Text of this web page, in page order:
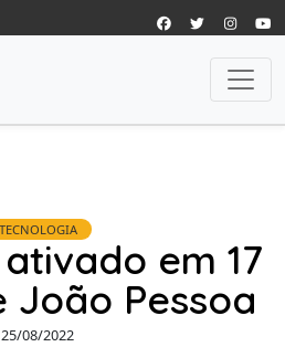
TECNOLOGIA
em 17
João Pessoa
25/08/2022